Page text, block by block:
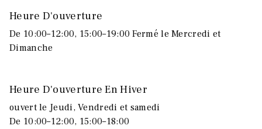
Heure D'ouverture
De 10:00–12:00, 15:00–19:00 Fermé le Mercredi et
Dimanche
Heure D'ouverture En Hiver
ouvert le Jeudi, Vendredi et samedi
De 10:00–12:00, 15:00–18:00